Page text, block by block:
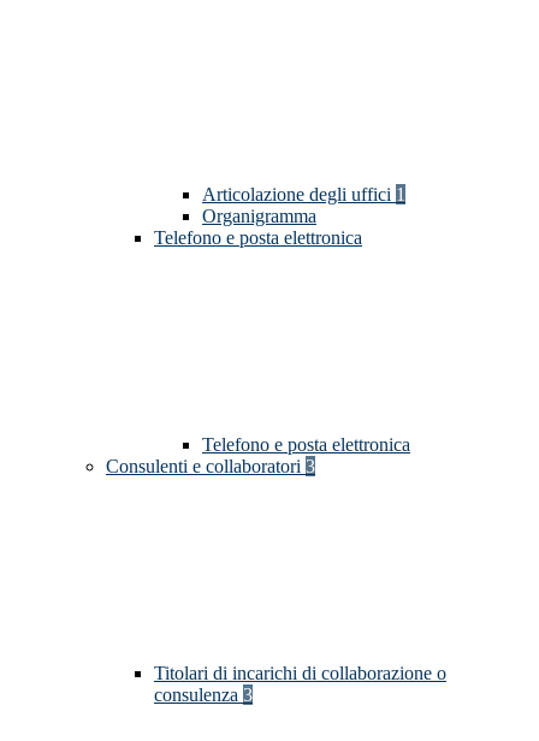
Articolazione degli uffici 1
Organigramma
Telefono e posta elettronica
Telefono e posta elettronica
Consulenti e collaboratori 3
Titolari di incarichi di collaborazione o
consulenza 3